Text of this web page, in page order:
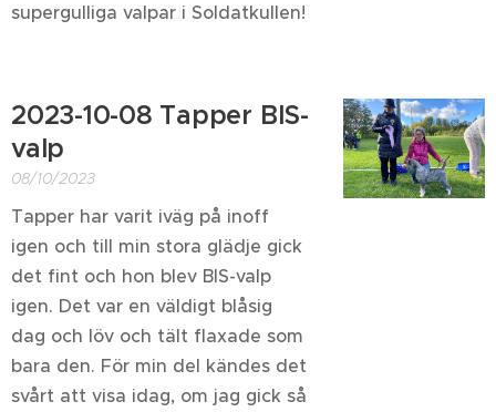
supergulliga valpar i Soldatkullen!
2023-10-08 Tapper BIS-
valp
08/10/2023
Tapper har varit iväg på inoff
igen och till min stora glädje gick
det fint och hon blev BIS-valp
igen. Det var en väldigt blåsig
dag och löv och tält flaxade som
bara den. För min del kändes det
svårt att visa idag, om jag gick så